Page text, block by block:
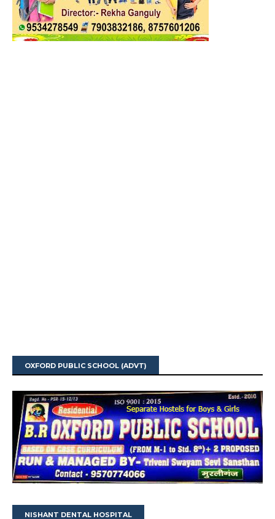
OXFORD PUBLIC SCHOOL (ADVT)
NISHANT DENTAL HOSPITAL